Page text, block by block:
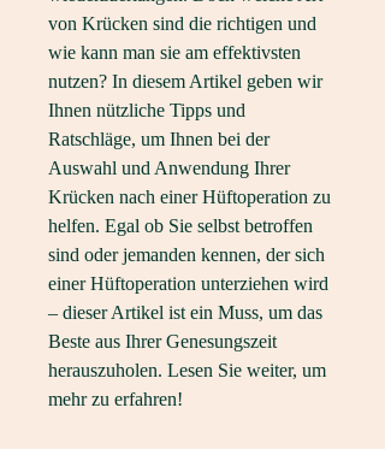
von Krücken sind die richtigen und
wie kann man sie am effektivsten
nutzen? In diesem Artikel geben wir
Ihnen nützliche Tipps und
Ratschläge, um Ihnen bei der
Auswahl und Anwendung Ihrer
Krücken nach einer Hüftoperation zu
helfen. Egal ob Sie selbst betroffen
sind oder jemanden kennen, der sich
einer Hüftoperation unterziehen wird
– dieser Artikel ist ein Muss, um das
Beste aus Ihrer Genesungszeit
herauszuholen. Lesen Sie weiter, um
mehr zu erfahren!